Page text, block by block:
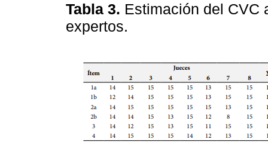
Tabla 3. Estimación del CVC
expertos.